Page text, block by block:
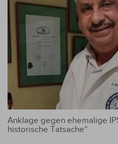
Anklage gegen ehemalige
historische Tatsache“